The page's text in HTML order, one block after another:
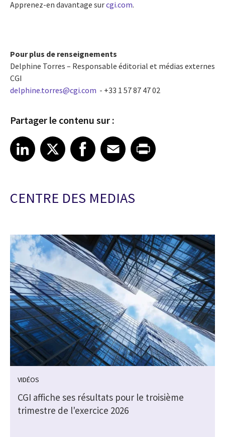
Apprenez-en davantage surcgi.com.
Pour plus de renseignements
Delphine Torres – Responsable éditorial et médias externes
CGI
delphine.torres@cgi.com - +33 1 57 87 47 02
Partager le contenu sur :
Share article on LinkedIn
LinkedIn
Share article on XShare article on Facebook
Facebook
Share article on Email
EmailShare article on Print
CENTRE DES MEDIAS
VIDÉOS
CGI affiche ses résultats pour le troisième
trimestre de l'exercice 2026